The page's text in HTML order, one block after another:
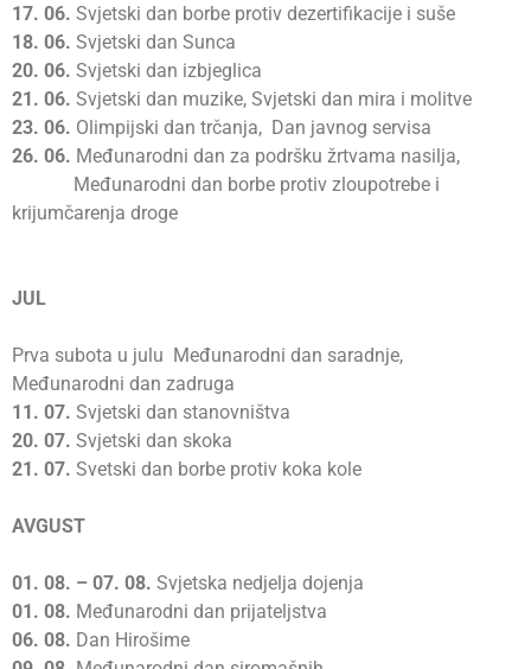
17. 06. Svjetski dan borbe protiv dezertifikacije i suše
18. 06. Svjetski dan Sunca
20. 06. Svjetski dan izbjeglica
21. 06. Svjetski dan muzike, Svjetski dan mira i molitve
23. 06. Olimpijski dan trčanja, Dan javnog servisa
26. 06. Međunarodni dan za podršku žrtvama nasilja,
Međunarodni dan borbe protiv zloupotrebe i
krijumčarenja droge
JUL
Prva subota u julu Međunarodni dan saradnje,
Međunarodni dan zadruga
11. 07. Svjetski dan stanovništva
20. 07. Svjetski dan skoka
21. 07. Svetski dan borbe protiv koka kole
AVGUST
01. 08. – 07. 08. Svjetska nedjelja dojenja
01. 08. Međunarodni dan prijateljstva
06. 08. Dan Hirošime